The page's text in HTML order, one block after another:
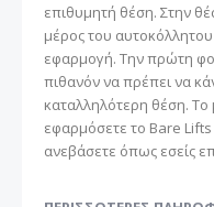
επιθυμητή θέση. Στην
μέρος του
εφαρμογή. Την πρώτη
πιθανόν να πρέπει να
καταλληλότερη θέση. Το
εφαρμόσετε το Bare Lifts
ανεβάσετε όπως εσείς